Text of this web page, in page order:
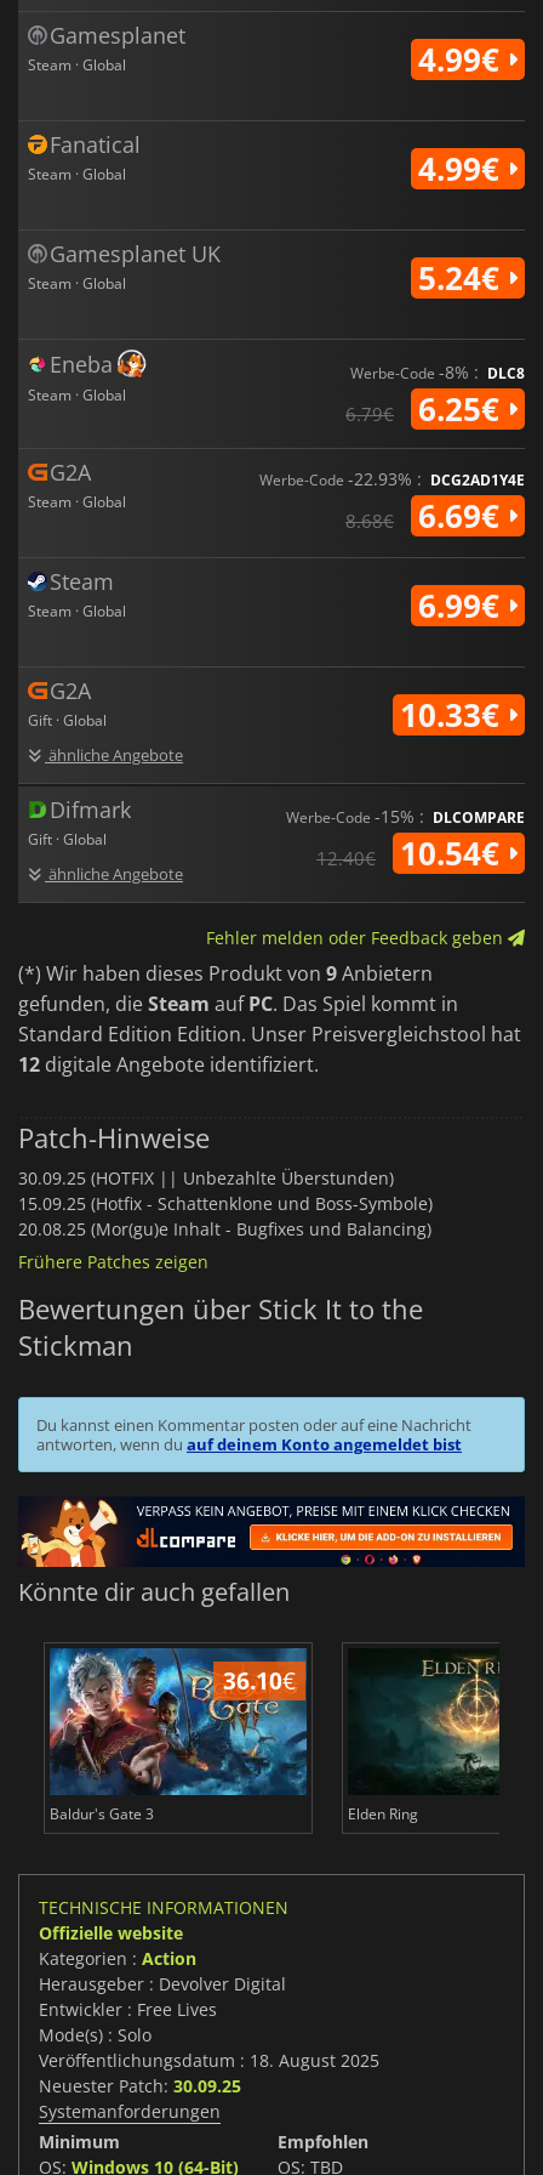
Gamesplanet
Steam · Global 4.99€
Fanatical
Steam · Global 4.99€
Gamesplanet UK
Steam · Global 5.24€
Eneba
Steam · Global
Werbe-Code -8% : DLC8
6.79€ 6.25€
G2A
Steam · Global
Werbe-Code -22.93% : DCG2AD1Y4E
8.68€ 6.69€
Steam
Steam · Global 6.99€
G2A
Gift · Global
ähnliche Angebote
10.33€
Difmark
Gift · Global
ähnliche Angebote
Werbe-Code -15% : DLCOMPARE
12.40€ 10.54€
Fehler melden oder Feedback geben
(*) Wir haben dieses Produkt von 9Anbietern
gefunden, dieSteam aufPC. Das Spiel kommt in
Standard Edition Edition. Unser Preisvergleichstool hat
12 digitale Angebote identifiziert.
Patch-Hinweise
30.09.25 (HOTFIX || Unbezahlte Überstunden)
15.09.25 (Hotfix - Schattenklone und Boss-Symbole)
20.08.25 (Mor(gu)e Inhalt - Bugfixes und Balancing)
Frühere Patches zeigen
Bewertungen über Stick It to the
Stickman
Du kannst einen Kommentar posten oder auf eine Nachricht
antworten, wenn du auf deinem Konto angemeldet bist
Könnte dir auch gefallen
36.10€
Baldur's Gate 3 Elden Ring
TECHNISCHE INFORMATIONEN
Offizielle website
Kategorien : Action
Herausgeber : Devolver Digital
Entwickler : Free Lives
Mode(s) : Solo
Veröffentlichungsdatum : 18. August 2025
Neuester Patch: 30.09.25
Systemanforderungen
Minimum
OS: Windows 10 (64-Bit)
Empfohlen
OS: TBD